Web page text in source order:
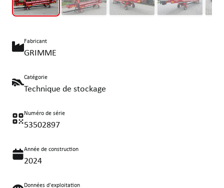
Fabricant
GRIMME
Catégorie
Technique de stockage
Numéro de série
53502897
Année de construction
2024
Données d'exploitation